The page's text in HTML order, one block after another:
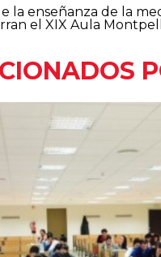
la enseñanza de la
el XIX Aula